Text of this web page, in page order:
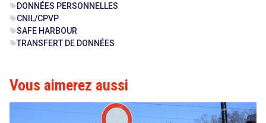
sell DONNÉES PERSONNELLES
sellCNIL/CPVP
sellSAFE HARBOUR
sellTRANSFERT DE DONNÉES
Vous aimerez aussi